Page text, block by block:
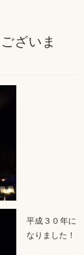
平成３０年に
なりました！